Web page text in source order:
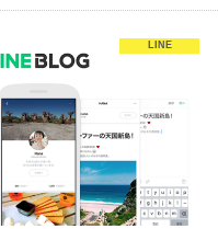
LINE